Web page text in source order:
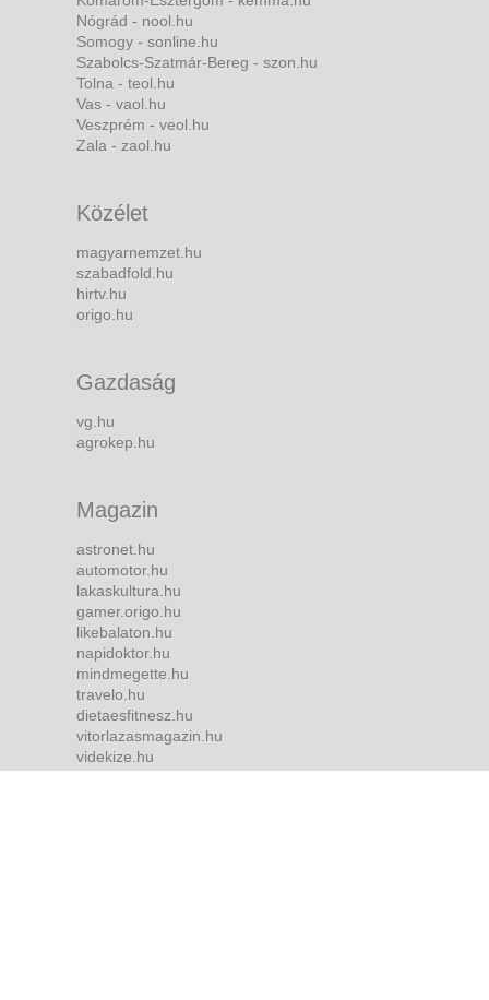
Nógrád - nool.hu
Somogy - sonline.hu
Szabolcs-Szatmár-Bereg - szon.hu
Tolna - teol.hu
Vas - vaol.hu
Veszprém - veol.hu
Zala - zaol.hu
Közélet
magyarnemzet.hu
szabadfold.hu
hirtv.hu
origo.hu
Gazdaság
vg.hu
agrokep.hu
Magazin
astronet.hu
automotor.hu
lakaskultura.hu
gamer.origo.hu
likebalaton.hu
napidoktor.hu
mindmegette.hu
travelo.hu
dietaesfitnesz.hu
vitorlazasmagazin.hu
videkize.hu